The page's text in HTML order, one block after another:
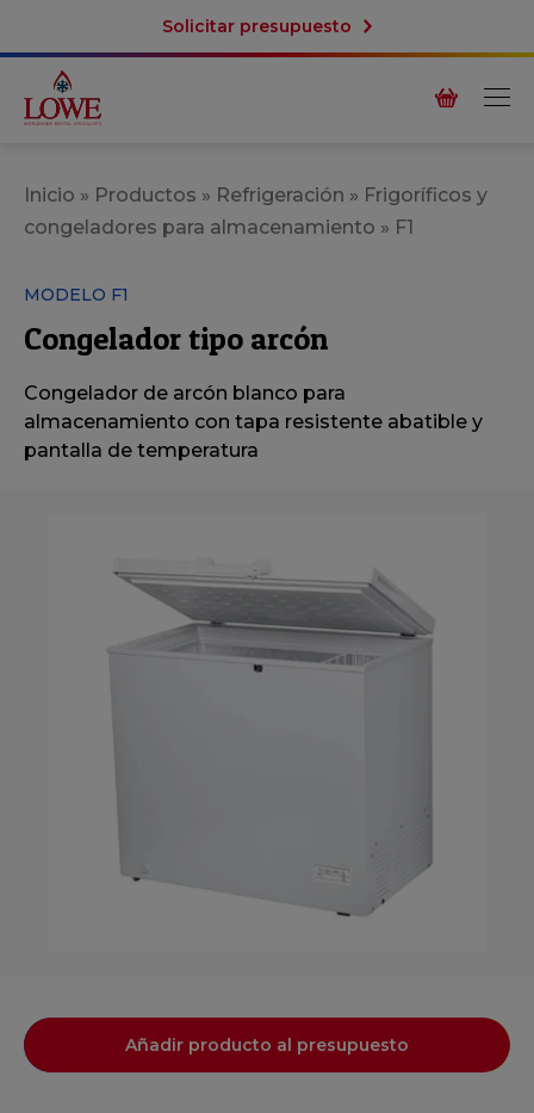
Solicitar presupuesto
Inicio » Productos » Refrigeración » Frigoríficos y
congeladores para almacenamiento » F1
MODELO F1
Congelador tipo arcón
Congelador de arcón blanco para
almacenamiento con tapa resistente abatible y
pantalla de temperatura
Añadir producto al presupuesto